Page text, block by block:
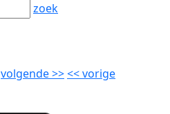
zoek
volgende>><<vorige